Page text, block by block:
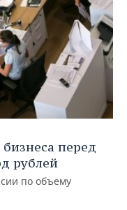
перед
рублей
по объему